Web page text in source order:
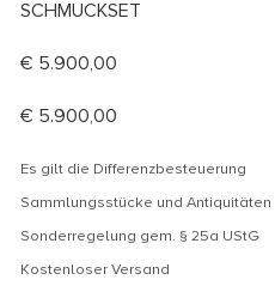
SCHMUCKSET
€ 5.900,00
€ 5.900,00
Es gilt die Differenzbesteuerung
Sammlungsstücke und Antiquitäten
Sonderregelung gem. § 25a UStG
Kostenloser Versand